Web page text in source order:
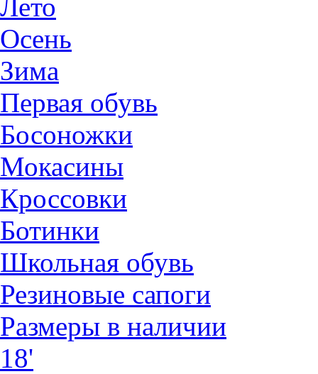
Лето
Осень
Зима
Первая обувь
Босоножки
Мокасины
Кроссовки
Ботинки
Школьная обувь
Резиновые сапоги
Размеры в наличии
18'